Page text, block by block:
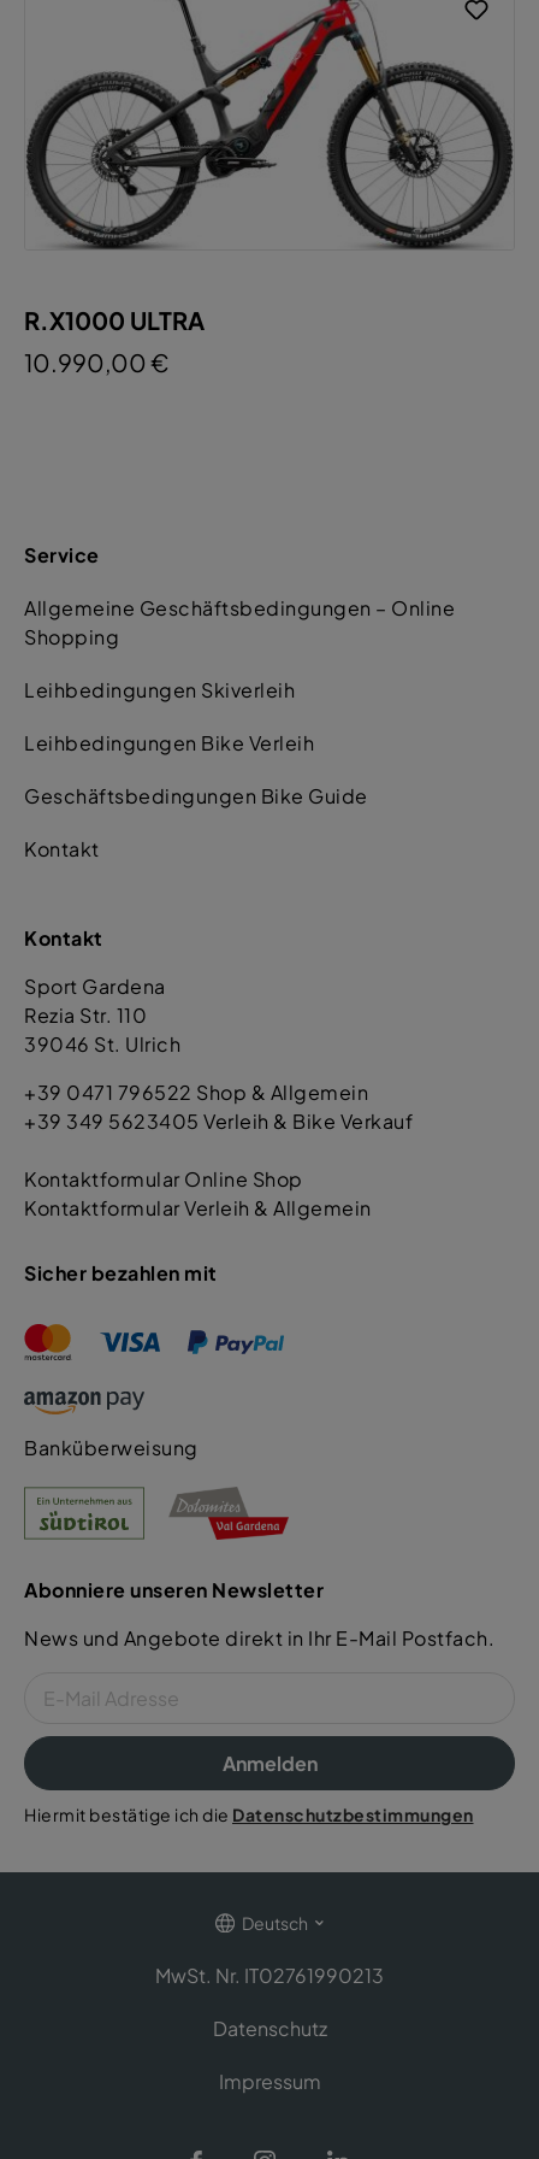
R.X1000 ULTRA
10.990,00 €
Service
Allgemeine Geschäftsbedingungen – Online
Shopping
Leihbedingungen Skiverleih
Leihbedingungen Bike Verleih
Geschäftsbedingungen Bike Guide
Kontakt
Kontakt
Sport Gardena
Rezia Str. 110
39046 St. Ulrich
+39 0471 796522 Shop & Allgemein
+39 349 5623405 Verleih & Bike Verkauf
Kontaktformular Online Shop
Kontaktformular Verleih & Allgemein
Sicher bezahlen mit
Banküberweisung
Abonniere unseren Newsletter
News und Angebote direkt in Ihr E-Mail Postfach.
Anmelden
Hiermit bestätige ich die Datenschutzbestimmungen
Deutsch
MwSt. Nr. IT02761990213
Datenschutz
Impressum